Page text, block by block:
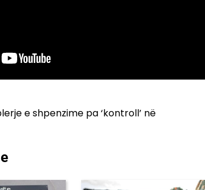
e shpenzime pa ‘kontroll’ në